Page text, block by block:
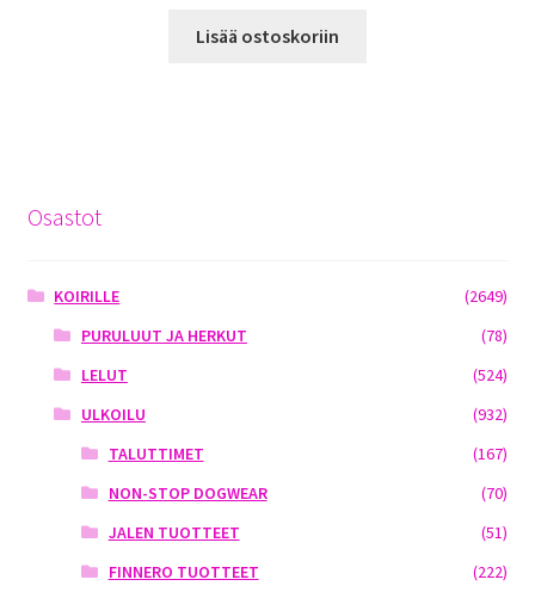
Lisää ostoskoriin
Osastot
KOIRILLE
(2649)
PURULUUT JA HERKUT
(78)
LELUT
(524)
ULKOILU
(932)
TALUTTIMET
(167)
NON-STOP DOGWEAR
(70)
JALEN TUOTTEET
(51)
FINNERO TUOTTEET
(222)